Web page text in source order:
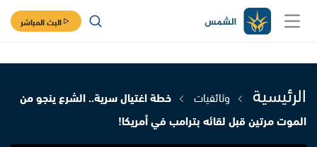
البث المباشر
الرئيسية وثائقيات
خطة اغتيال سرية.. الشرع ينجو من
الموت مرتين قبل لقائه بترامب في أمريكا!